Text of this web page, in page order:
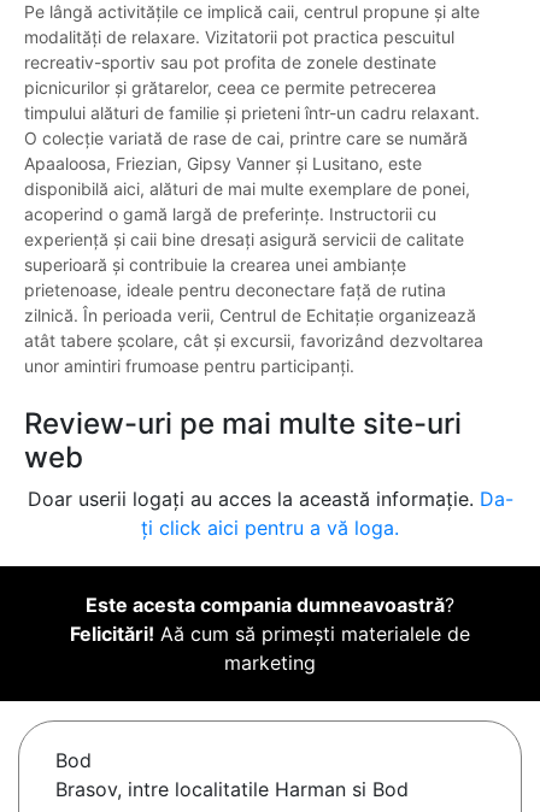
Pe lângă activitățile ce implică caii, centrul propune și alte
modalități de relaxare. Vizitatorii pot practica pescuitul
recreativ-sportiv sau pot profita de zonele destinate
picnicurilor și grătarelor, ceea ce permite petrecerea
timpului alături de familie și prieteni într-un cadru relaxant.
O colecție variată de rase de cai, printre care se numără
Apaaloosa, Friezian, Gipsy Vanner și Lusitano, este
disponibilă aici, alături de mai multe exemplare de ponei,
acoperind o gamă largă de preferințe. Instructorii cu
experiență și caii bine dresați asigură servicii de calitate
superioară și contribuie la crearea unei ambianțe
prietenoase, ideale pentru deconectare față de rutina
zilnică. În perioada verii, Centrul de Echitație organizează
atât tabere școlare, cât și excursii, favorizând dezvoltarea
unor amintiri frumoase pentru participanți.
Review-uri pe mai multe site-uri
web
Doar userii logați au acces la această informație. Da-
ți click aici pentru a vă loga.
Este acesta compania dumneavoastră?
Felicitări! Aă cum să primești materialele de
marketing
Bod
Brasov, intre localitatile Harman si Bod